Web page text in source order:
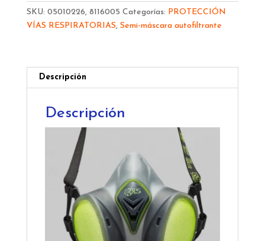
SKU: 05010226, 8116005 Categorías: PROTECCIÓN
VÍAS RESPIRATORIAS, Semi-máscara autofiltrante
Descripción
Descripción